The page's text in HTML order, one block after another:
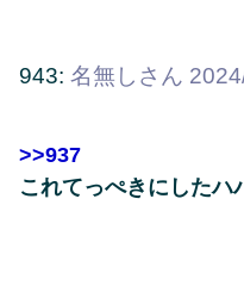
943: 名無しさん
>>937
これてっぺきにしたハ